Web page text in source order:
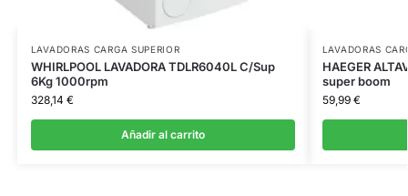
LAVADORAS CARGA SUPERIOR
WHIRLPOOL LAVADORA TDLR6040L C/Sup
6Kg 1000rpm
328,14 €
Añadir al carrito
LAVADORAS
HAEGER
super boom
59,99 €